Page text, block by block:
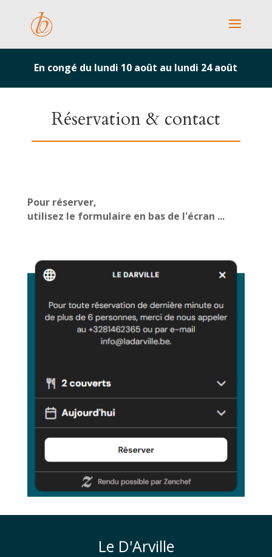
En congé du lundi 10 août au lundi 24 août
Réservation & contact
Pour réserver,
utilisez le formulaire en bas de l'écran ...
Le D'Arville